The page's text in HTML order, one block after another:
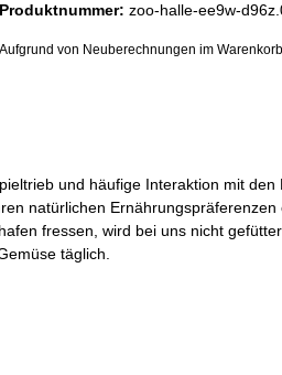
Produktnummer: zoo-halle-ee9w-
Aufgrund von Neuberechnungen im
und häufige Interaktion mit
natürlichen
fressen, wird bei uns nicht
täglich.